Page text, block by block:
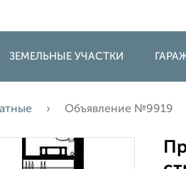
ЗЕМЕЛЬНЫЕ УЧАСТКИ
Объявление №9919